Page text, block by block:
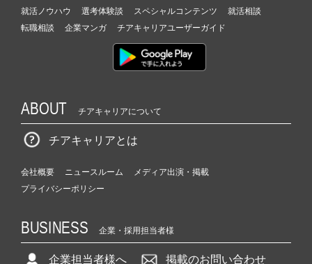
就活ノウハウ 選考体験談 スペシャルコンテンツ
就活相談
転職相談
企業マンガ チアキャリアユーザーガイド
ABOUT チアキャリアについて
チアキャリアとは
会社概要 ニュースルーム
メディア出演・掲載
プライバシーポリシー
BUSINESS 企業・採用担当者様
企業担当者様へ 掲載のお問い合わせ